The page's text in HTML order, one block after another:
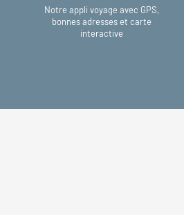
Notre appli voyage avec GPS,
bonnes adresses et carte
interactive